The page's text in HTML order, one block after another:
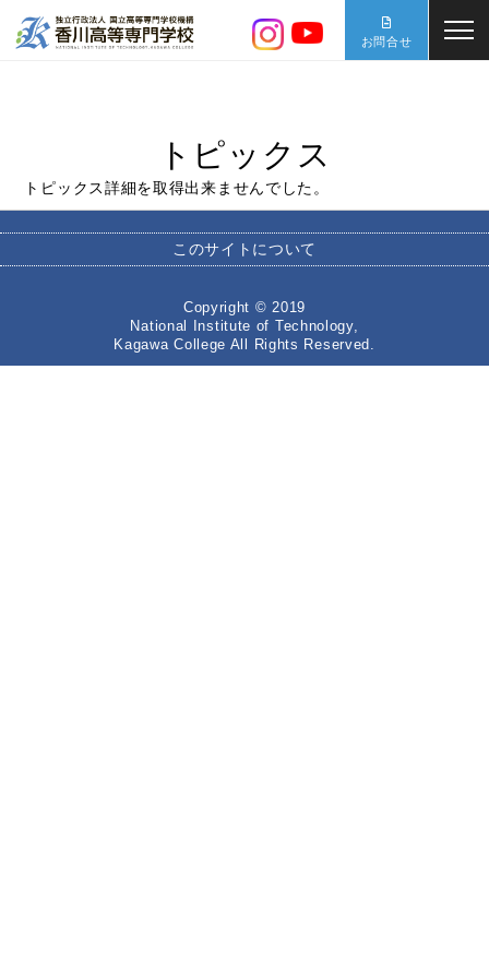
お問合せ
トピックス
トピックス詳細を取得出来ませんでした。
このサイトについて
Copyright © 2019
National Institute of Technology,
Kagawa College All Rights Reserved.